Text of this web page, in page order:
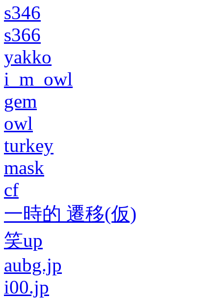
s346
s366
yakko
i_m_owl
gem
owl
turkey
mask
cf
一時的 遷移(仮)
笑up
aubg.jp
i00.jp